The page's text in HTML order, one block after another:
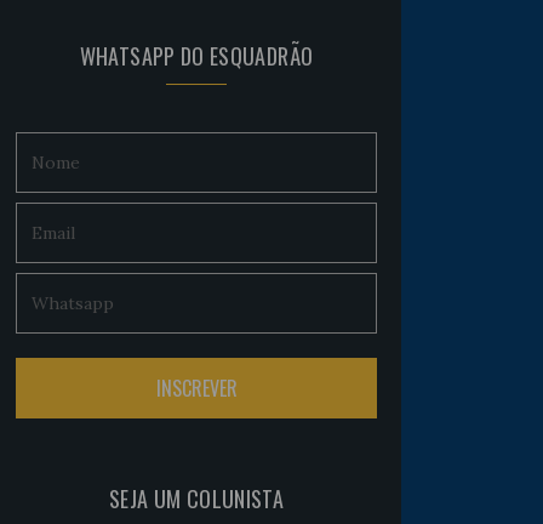
WHATSAPP DO ESQUADRÃO
SEJA UM COLUNISTA